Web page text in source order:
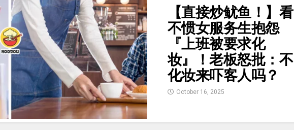
【直接炒鱿鱼！】看
不惯女服务生抱怨
『上班被要求化
妆』！老板怒批：不
化妆来吓客人吗？
October 16, 2025